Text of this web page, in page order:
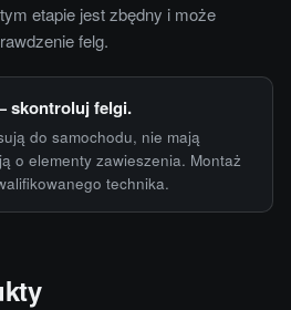
etapie jest zbędny i może
felg.
skontroluj felgi.
do samochodu, nie mają
o elementy zawieszenia. Montaż
technika.